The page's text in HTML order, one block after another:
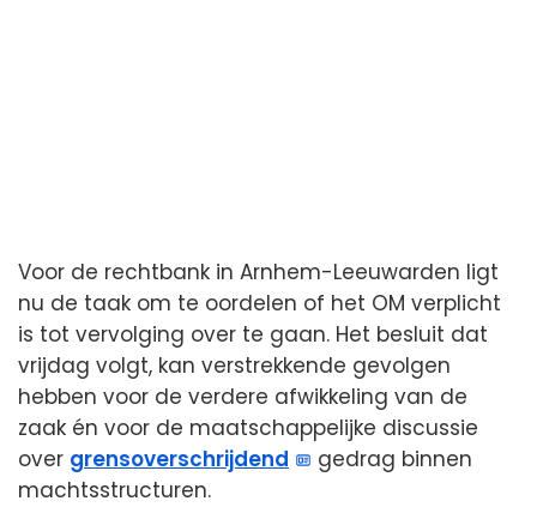
Voor de rechtbank in Arnhem-Leeuwarden ligt
nu de taak om te oordelen of het OM verplicht
is tot vervolging over te gaan. Het besluit dat
vrijdag volgt, kan verstrekkende gevolgen
hebben voor de verdere afwikkeling van de
zaak én voor de maatschappelijke discussie
over grensoverschrijdend
gedrag binnen
machtsstructuren.